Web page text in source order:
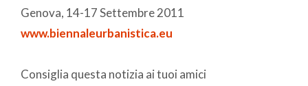
Genova, 14-17 Settembre 2011
www.biennaleurbanistica.eu
Consiglia questa notizia ai tuoi amici